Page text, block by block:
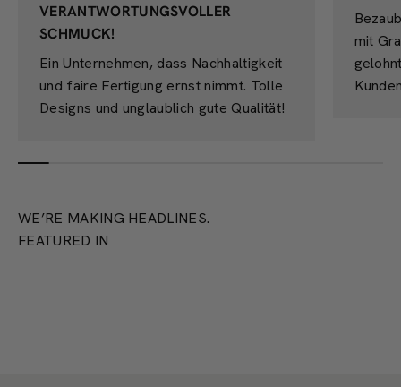
VERANTWORTUNGSVOLLER
SCHMUCK!
Ein Unternehmen, dass Nachhaltigkeit
und faire Fertigung ernst nimmt. Tolle
Designs und unglaublich gute Qualität!
mit
WE’RE MAKING HEADLINES.
FEATURED IN